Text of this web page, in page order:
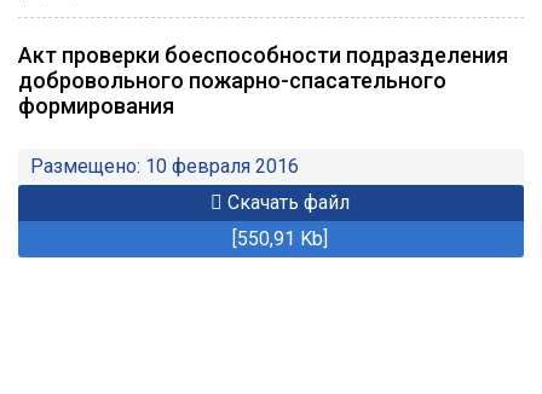
Акт проверки боеспособности подразделения
добровольного пожарно-спасательного
формирования
Размещено: 10 февраля 2016
Скачать файл
[550,91 Kb]